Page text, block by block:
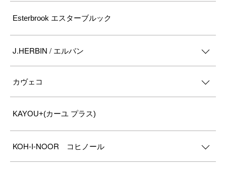
Esterbrook エスターブルック
J.HERBIN / エルバン
カヴェコ
KAYOU+(カーユ プラス)
KOH-I-NOOR コヒノール